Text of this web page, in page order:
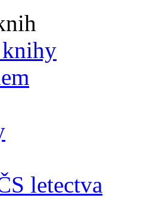
letectva